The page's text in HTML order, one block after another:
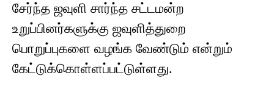
சேர்ந்த ஜவுளி சார்ந்த சட்டமன்ற
உறுப்பினர்களுக்கு ஜவுளித்துறை
பொறுப்புகளை வழங்க வேண்டும் என்றும்
கேட்டுக்கொள்ளப்பட்டுள்ளது.